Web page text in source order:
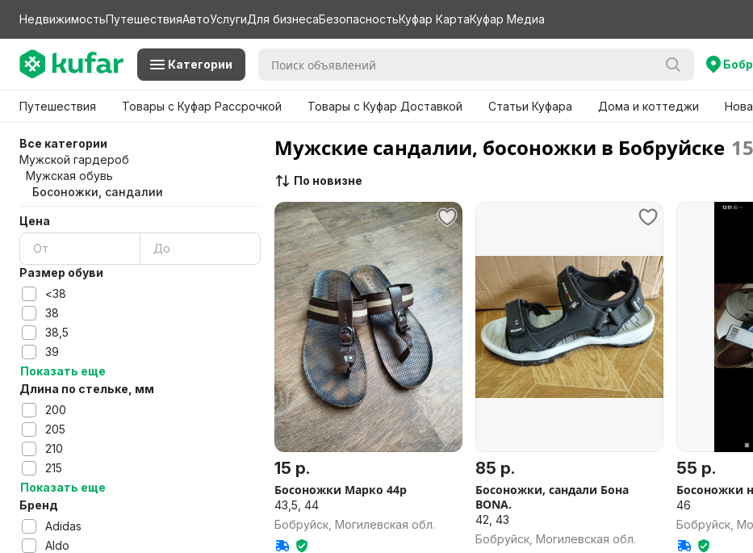
НедвижимостьПутешествияАвтоУслугиДля бизнесаБезопасностьКуфар КартаКуфар Медиа
Категории
Путешествия Товары с Куфар Рассрочкой Товары с Куфар Доставкой Статьи Куфара Дома и коттеджи
Все категории
Мужской гардероб
Мужская обувь
Босоножки, сандалии
Цена
Размер обуви
<38
38
38,5
39
Показать еще
Длина по стельке, мм
200
205
210
215
Показать еще
Бренд
Adidas
Aldo
Мужские сандалии, босоножки в Бобруйске 15
По новизне
15 р.
Босоножки Марко 44р
43,5, 44
Бобруйск, Могилевская обл.
85 р.
Босоножки, сандали Бона
BONA.
42, 43
Бобруйск, Могилевская обл.
55 р.
Босоножки
46
Бобруйск,